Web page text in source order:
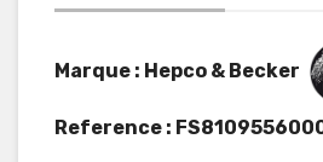
Marque : Hepco & Becker
Reference :